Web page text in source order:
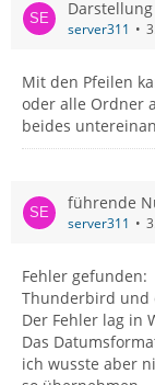
server311
Mit den Pfeilen
oder alle Ordner
beides
führende
server311
Fehler gefunden:
Thunderbird und
Der Fehler lag in
Das
ich wusste aber